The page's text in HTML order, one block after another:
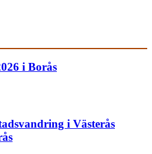
i Borås
i Västerås